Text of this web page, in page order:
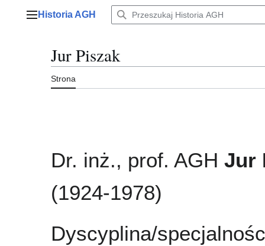
Menu główne
Historia AGH
Jur Piszak
Strona
Dr. inż., prof. AGH Jur
(1924-1978)
Dyscyplina/